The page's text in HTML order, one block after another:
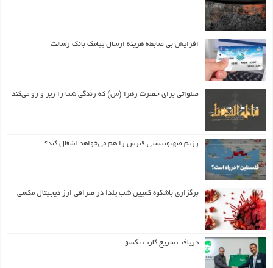
افزایش بی ضابطه هزینه ارسال پیامک بانک رسالت
صلواتی برای حضرت زهرا (س) که زندگی شما را زیر و رو می‌کند
رژیم صهیونیستی قبرس را هم می‌خواهد اشغال کند؟
برگزاری باشکوه کمپین شب یلدا در صرافی ارز دیجیتال مکسی
دریافت سریع کارت نکسو